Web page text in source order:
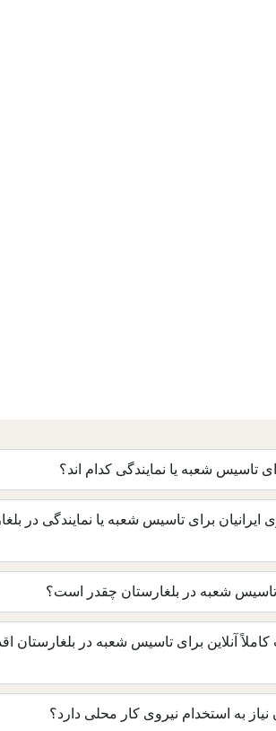
تاسیس شعبه یا نمایندگی کدام اند؟
برای تاسیس شعبه یا نمایندگی در
شعبه در بلغارستان چقدر است؟
آنلاین برای تاسیس شعبه در بلغارستان
نیاز به استخدام نیروی کار محلی دارد؟